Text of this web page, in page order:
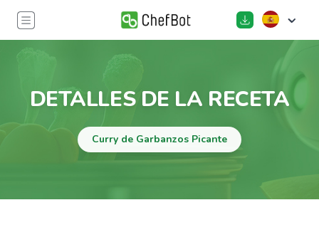
DETALLES DE LA RECETA
Curry de Garbanzos Picante